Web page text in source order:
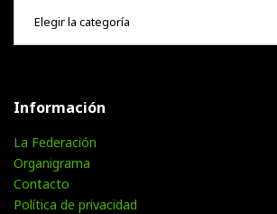
Información
La Federación
Organigrama
Contacto
Política de privacidad